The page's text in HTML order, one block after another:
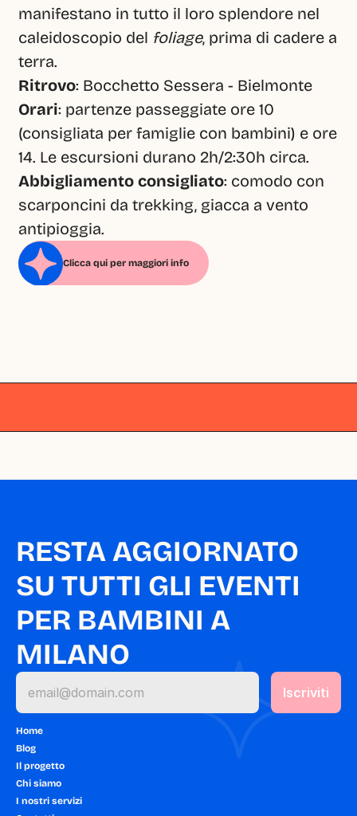
manifestano in tutto il loro splendore nel
caleidoscopio del foliage, prima di cadere a
terra.
Ritrovo: Bocchetto Sessera - Bielmonte
Orari: partenze passeggiate ore 10
(consigliata per famiglie con bambini) e ore
14. Le escursioni durano 2h/2:30h circa.
Abbigliamento consigliato: comodo con
scarponcini da trekking, giacca a vento
antipioggia.
Clicca qui per maggiori info
RESTA AGGIORNATO
SU TUTTI GLI EVENTI
PER BAMBINI A
MILANO
Home
Blog
Il progetto
Chi siamo
I nostri servizi